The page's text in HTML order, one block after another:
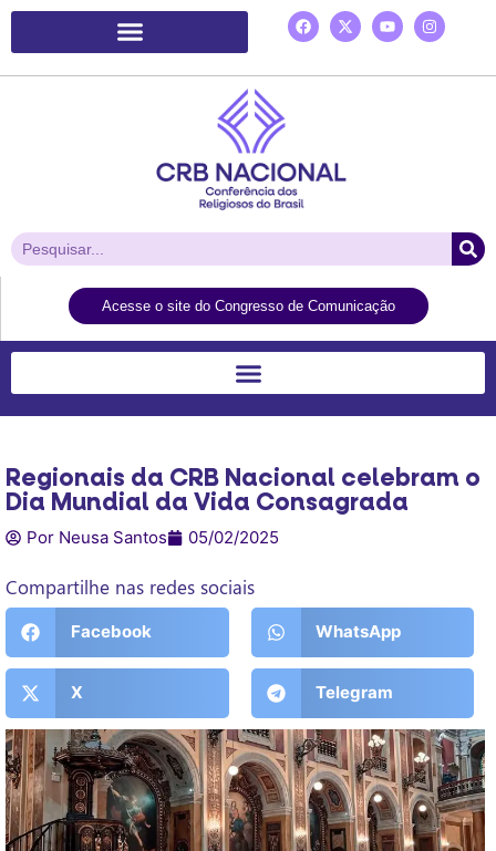
Acesse o site do Congresso de Comunicação
Regionais da CRB Nacional celebram o
Dia Mundial da Vida Consagrada
Por Neusa Santos 05/02/2025
Compartilhe nas redes sociais
Facebook WhatsApp
X Telegram